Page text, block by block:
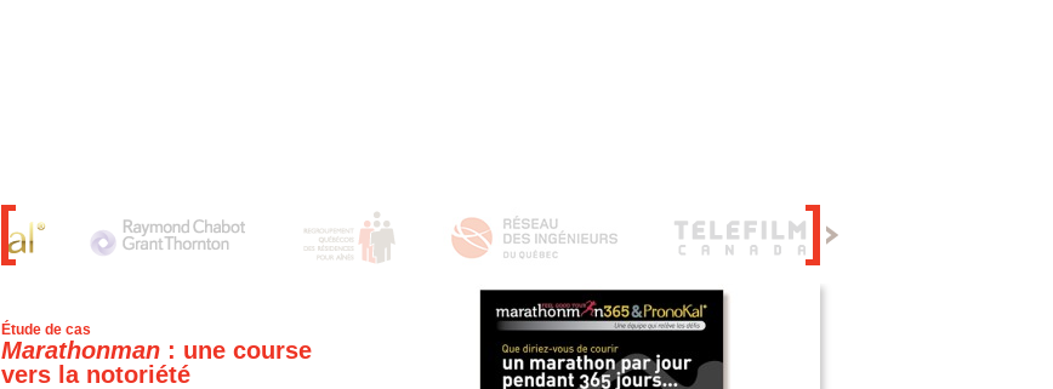
Étude de cas
Marathonman : une course
vers la notoriété